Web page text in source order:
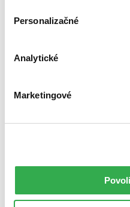
Personalizačné
Analytické
Marketingové
Co programátory ve škole